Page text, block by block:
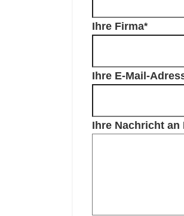
Ihre Firma
Ihre E-Mail-
Ihre Nachricht an